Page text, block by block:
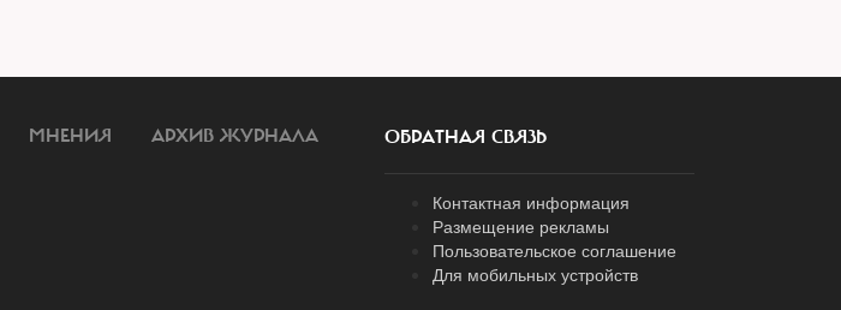
МНЕНИЯ АРХИВ ЖУРНАЛА ОБРАТНАЯ СВЯЗЬ
Контактная информация
Размещение рекламы
Пользовательское соглашение
Для мобильных устройств